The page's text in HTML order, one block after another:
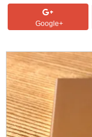
Google+